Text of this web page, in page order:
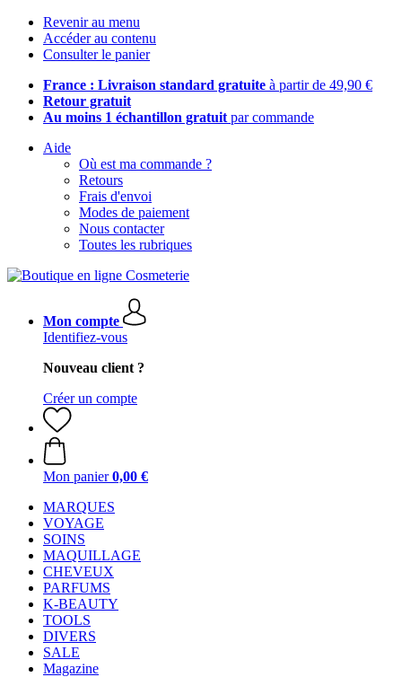
Revenir au menu
Accéder au contenu
Consulter le panier
France : Livraison standard gratuite à partir de 49,90 €
Retour gratuit
Au moins 1 échantillon gratuit par commande
Aide
Où est ma commande ?
Retours
Frais d'envoi
Modes de paiement
Nous contacter
Toutes les rubriques
Mon compte
Identifiez-vous
Nouveau client ?
Créer un compte
Mon panier 0,00 €
MARQUES
VOYAGE
SOINS
MAQUILLAGE
CHEVEUX
PARFUMS
K-BEAUTY
TOOLS
DIVERS
SALE
Magazine